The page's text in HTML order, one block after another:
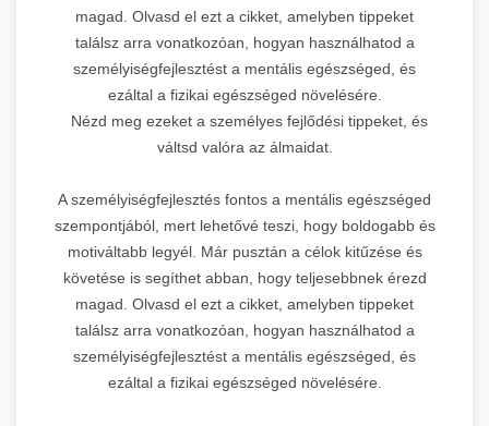
magad. Olvasd el ezt a cikket, amelyben tippeket
találsz arra vonatkozóan, hogyan használhatod a
személyiségfejlesztést a mentális egészséged, és
ezáltal a fizikai egészséged növelésére.
Nézd meg ezeket a személyes fejlődési tippeket, és
váltsd valóra az álmaidat.
A személyiségfejlesztés fontos a mentális egészséged
szempontjából, mert lehetővé teszi, hogy boldogabb és
motiváltabb legyél. Már pusztán a célok kitűzése és
követése is segíthet abban, hogy teljesebbnek érezd
magad. Olvasd el ezt a cikket, amelyben tippeket
találsz arra vonatkozóan, hogyan használhatod a
személyiségfejlesztést a mentális egészséged, és
ezáltal a fizikai egészséged növelésére.